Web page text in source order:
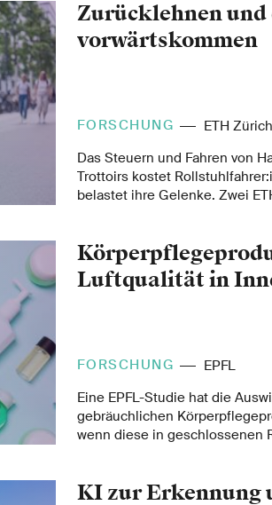
einem Industriepartner daran,
Batterien weiterzuentwickeln.
Zurücklehnen
vorwärtskommen
FORSCHUNG
ETH Zürich
Das Steuern und Fahren von
Trottoirs kostet
belastet ihre Gelenke. Zwei
Luftqualität in
FORSCHUNG
EPFL
Eine EPFL-Studie hat die
gebräuchlichen
wenn diese in geschlossenen
aus, die neue Luftschadstoffe
KI zur Erkennung